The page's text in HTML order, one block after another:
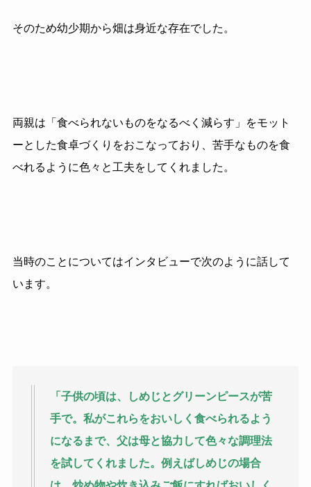
そのため幼少期から畑は身近な存在でした。
両親は「食べられないものをなるべく減らす」をモット
ーとした食卓づくりをおこなっており、苦手なものを食
べれるように色々と工夫をしてくれました。
当時のことについてはインタビューで次のように話して
います。
「子供の頃は、しめじとグリーンピースが苦
手で。私がこれらをおいしく食べられるよう
になるまで、父は母と協力して色々な調理法
を試してくれました。例えばしめじの場合